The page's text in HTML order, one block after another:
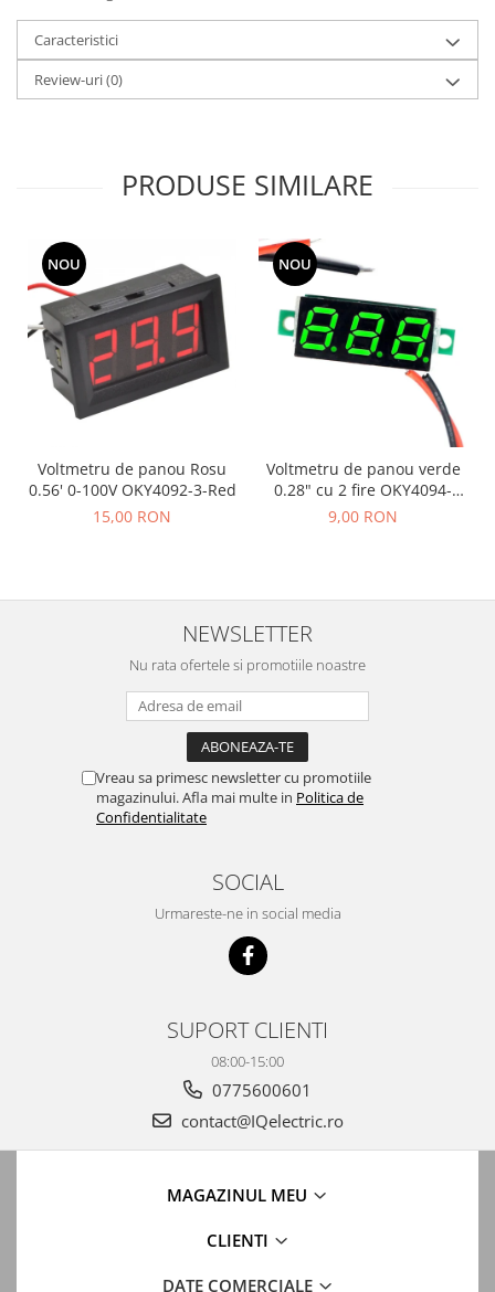
Caracteristici
Review-uri(0)
PRODUSE SIMILARE
NOU
Voltmetru de panou Rosu
0.56' 0-100V OKY4092-3-Red
15,00 RON
NOU
Voltmetru de panou verde
0.28" cu 2 fire OKY4094-
Green
9,00 RON
NEWSLETTER
Nu rata ofertele si promotiile noastre
Vreau sa primesc newsletter cu promotiile
magazinului. Afla mai multe in Politica de
Confidentialitate
SOCIAL
Urmareste-ne in social media
SUPORT CLIENTI
08:00-15:00
0775600601
contact@IQelectric.ro
MAGAZINUL MEU
CLIENTI
DATE COMERCIALE